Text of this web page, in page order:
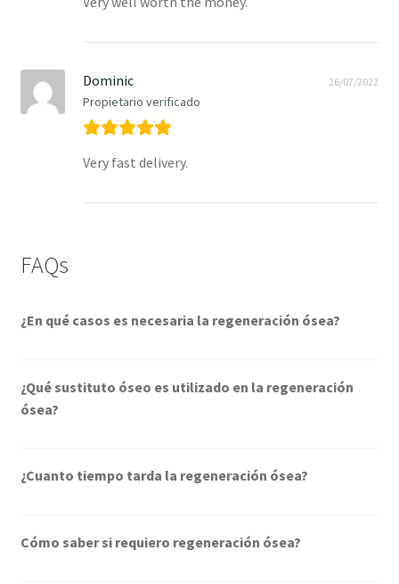
Dominic
Propietario verificado
26/07/2022
Very fast delivery.
FAQs
¿En qué casos es necesaria la regeneración ósea?
¿Qué sustituto óseo es utilizado en la regeneración
ósea?
¿Cuanto tiempo tarda la regeneración ósea?
Cómo saber si requiero regeneración ósea?